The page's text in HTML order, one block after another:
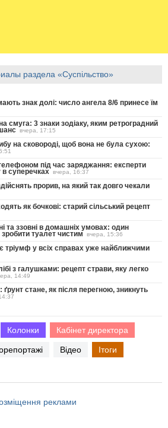
раздела «Суспільство»
знак долі: число ангела 8/6 принесе їм
смуга: 3 знаки зодіаку, яким ретроградний
вчера, 17:15
на сковороді, щоб вона не була сухою:
під час заряджання: експерти
в суперечках вчера, 16:37
прорив, на який так довго чекали
як бочкові: старий сільський рецепт
та ззовні в домашніх умовах: один
туалет чистим вчера, 15:36
тріумф у всіх справах уже найближчими
з галушками: рецепт страви, яку легко
14:49
ґрунт стане, як після перегною, зникнуть
Колонки Кабінет директора
Відео Ітоги
реклами